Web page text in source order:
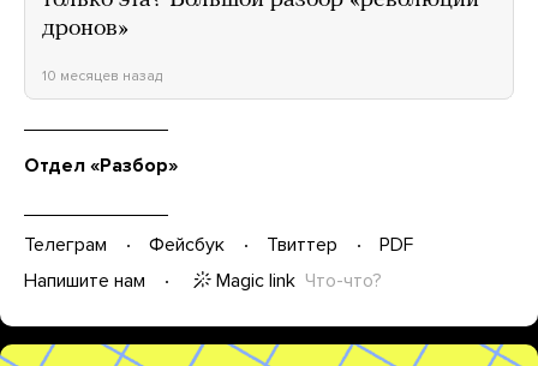
дронов»
10 месяцев назад
Отдел «Разбор»
Телеграм Фейсбук Твиттер
PDF
Напишите нам
Magic link Что-что?